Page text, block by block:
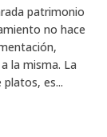
patrimonio
no hace
la misma. La
es...